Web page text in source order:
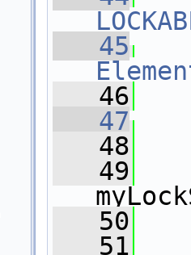
   45
   46
   47
   48
   49
   50
   51